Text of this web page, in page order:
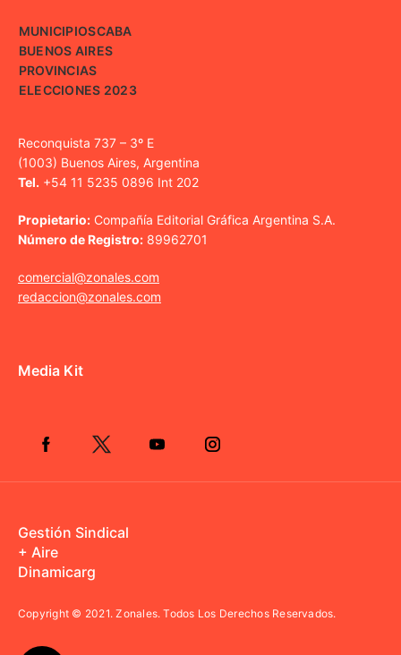
MUNICIPIOSCABA
BUENOS AIRES
PROVINCIAS
ELECCIONES 2023
Reconquista 737 – 3º E
(1003) Buenos Aires, Argentina
Tel. +54 11 5235 0896 Int 202
Propietario: Compañía Editorial Gráfica Argentina S.A.
Número de Registro: 89962701
comercial@zonales.com
redaccion@zonales.com
Media Kit
Gestión Sindical
+ Aire
Dinamicarg
Copyright © 2021.Zonales. Todos Los Derechos Reservados.